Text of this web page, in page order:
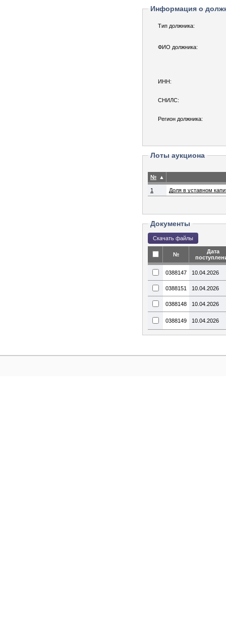
Информация о
Тип должника:
ФИО должника:
ИНН:
СНИЛС:
Регион должника:
Лоты аукциона
№ ▲
1 Доля в уставном
Документы
№
Дата
0388147 10.04.2026
0388151 10.04.2026
0388148 10.04.2026
0388149 10.04.2026